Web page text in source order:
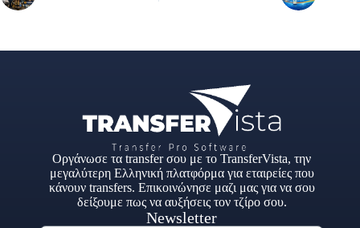
Οργάνωσε τα transfer σου με το TransferVista, την
μεγαλύτερη Ελληνική πλατφόρμα για εταιρείες που
κάνουν transfers. Επικοινώνησε μαζι μας για να σου
δείξουμε πως να αυξήσεις τον τζίρο σου.
Newsletter